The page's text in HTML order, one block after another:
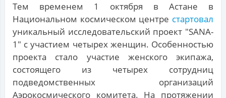
Тем временем 1 октября в Астане в
Национальном космическом центре стартовал
уникальный исследовательский проект "SANA-
1" с участием четырех женщин. Особенностью
проекта стало участие женского экипажа,
состоящего из четырех сотрудниц
подведомственных организаций
Аэрокосмического комитета. На протяжении